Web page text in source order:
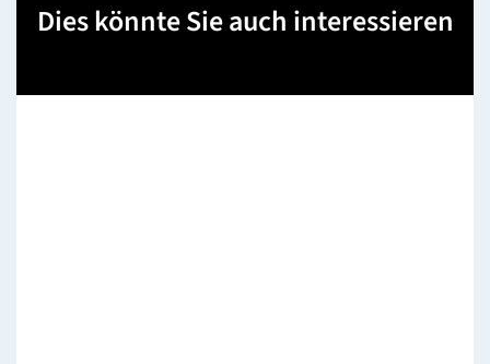
Dies könnte Sie auch interessieren